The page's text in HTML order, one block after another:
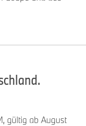
gültig ab August